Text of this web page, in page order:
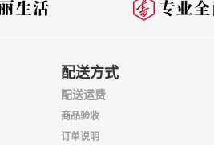
配送方式
配送运费
商品验收
订单说明